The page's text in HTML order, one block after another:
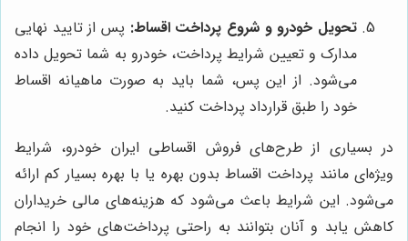
تحویل خودرو و شروع پرداخت اقساط: پس از تایید نهایی
مدارک و تعیین شرایط پرداخت، خودرو به شما تحویل داده
می‌شود. از این پس، شما باید به صورت ماهیانه اقساط
خود را طبق قرارداد پرداخت کنید.
در بسیاری از طرح‌های فروش اقساطی ایران خودرو، شرایط
ویژه‌ای مانند پرداخت اقساط بدون بهره یا با بهره بسیار کم ارائه
می‌شود. این شرایط باعث می‌شود که هزینه‌های مالی خریداران
کاهش یابد و آنان بتوانند به راحتی پرداخت‌های خود را انجام